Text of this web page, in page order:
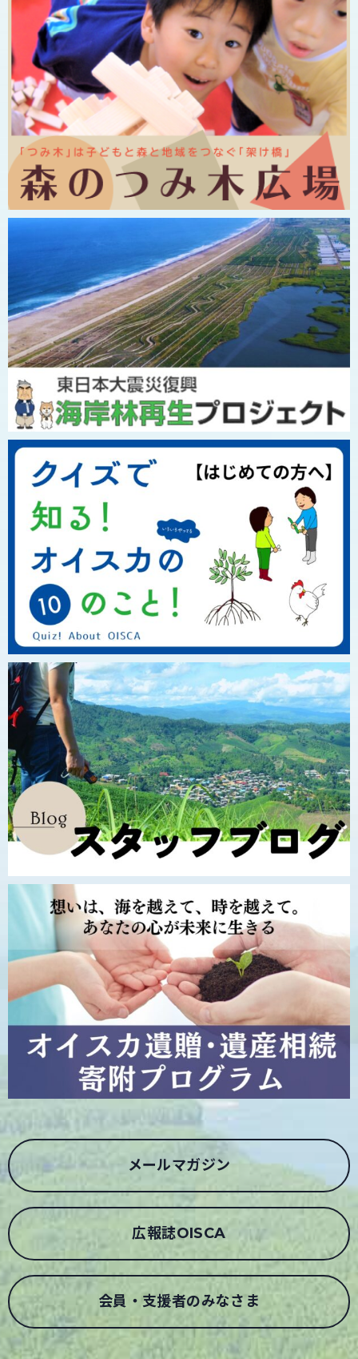
メールマガジン
広報誌OISCA
会員・支援者のみなさま